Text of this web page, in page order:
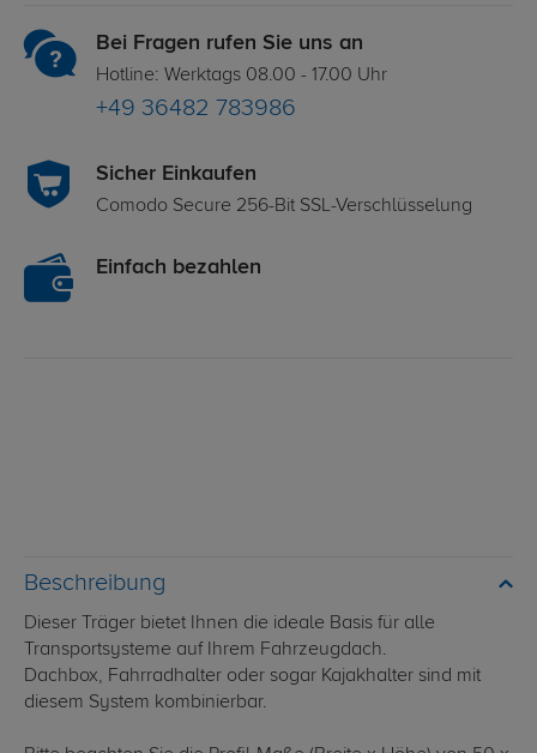
Bei Fragen rufen Sie uns an
Hotline: Werktags 08.00 - 17.00 Uhr
+49 36482 783986
Sicher Einkaufen
Comodo Secure 256-Bit SSL-Verschlüsselung
Einfach bezahlen
Beschreibung
Dieser Träger bietet Ihnen die ideale Basis für alle
Transportsysteme auf Ihrem Fahrzeugdach.
Dachbox, Fahrradhalter oder sogar Kajakhalter sind mit
diesem System kombinierbar.